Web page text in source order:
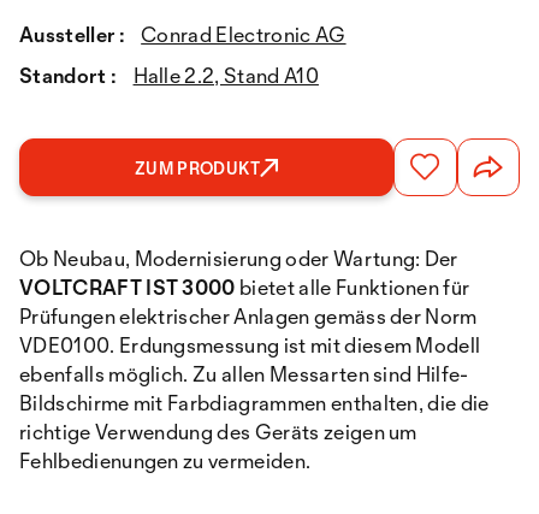
Aussteller :
Conrad Electronic AG
Standort :
Halle 2.2, Stand A10
ZUM PRODUKT
Ob Neubau, Modernisierung oder Wartung: Der
VOLTCRAFT IST 3000 bietet alle Funktionen für
Prüfungen elektrischer Anlagen gemäss der Norm
VDE0100. Erdungsmessung ist mit diesem Modell
ebenfalls möglich. Zu allen Messarten sind Hilfe-
Bildschirme mit Farbdiagrammen enthalten, die die
richtige Verwendung des Geräts zeigen um
Fehlbedienungen zu vermeiden.